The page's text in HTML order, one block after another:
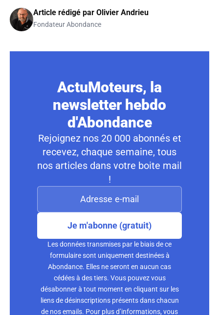
Article rédigé par Olivier Andrieu
Fondateur Abondance
ActuMoteurs, la
newsletter hebdo
d'Abondance
Rejoignez nos 20 000 abonnés et
recevez, chaque semaine, tous
nos articles dans votre boite mail
!
Je m'abonne (gratuit)
Les données transmises par le biais de ce
formulaire sont uniquement destinées à
Abondance. Elles ne seront en aucun cas
cédées à des tiers. Vous pouvez vous
désabonner à tout moment en cliquant sur les
liens de désinscriptions présents dans chacun
de nos emails. Pour plus d’informations, vous